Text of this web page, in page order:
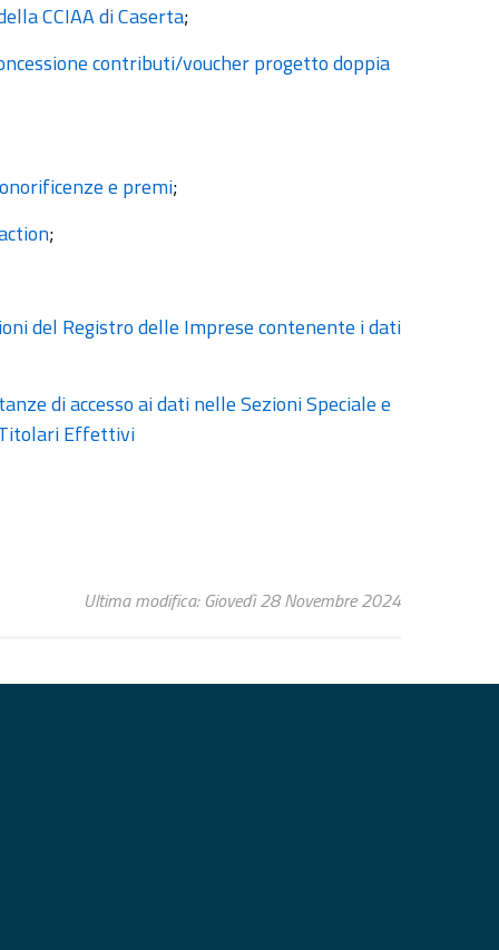
CCIAA di Caserta;
contributi/voucher progetto doppia
e premi;
;
del Registro delle Imprese contenente i dati
di accesso ai dati nelle Sezioni Speciale e
Effettivi
Ultima modifica: Giovedì 28 Novembre 2024